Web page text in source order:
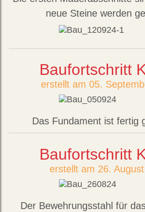
neue Steine werden
Baufortschritt
erstellt am 05.
Das Fundament ist fertig
Baufortschritt
erstellt am 26.
Der Bewehrungsstahl für